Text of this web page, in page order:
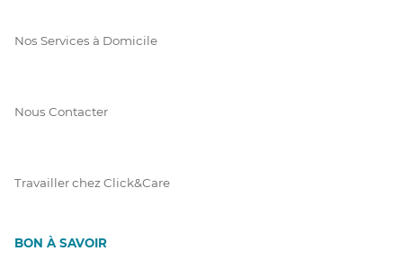
Nos Services à Domicile
Nous Contacter
Travailler chez Click&Care
BON À SAVOIR